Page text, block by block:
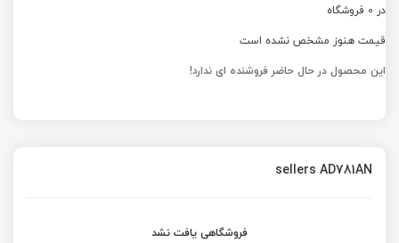
در 0 فروشگاه
قیمت هنوز مشخص نشده است
این محصول در حال حاضر فروشنده ای ندارد!
sellers AD781AN
فروشگاهی یافت نشد